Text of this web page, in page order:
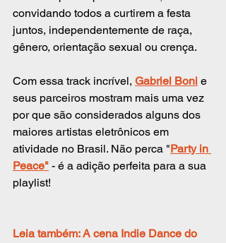
convidando todos a curtirem a festa
juntos, independentemente de raça,
gênero, orientação sexual ou crença.
Com essa track incrível, Gabriel Boni e
seus parceiros mostram mais uma vez
por que são considerados alguns dos
maiores artistas eletrônicos em
atividade no Brasil. Não perca "Party in
Peace" - é a adição perfeita para a sua
playlist!
Leia também: A cena Indie Dance do